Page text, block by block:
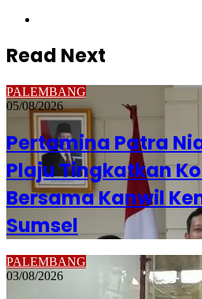
Read Next
PALEMBANG
05/08/2026
Pertamina Patra
Plaju Tingkatkan
Bersama Kanwil
Sumsel
PALEMBANG
03/08/2026